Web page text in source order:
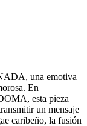
una emotiva
En
esta pieza
un mensaje
caribeño, la fusión